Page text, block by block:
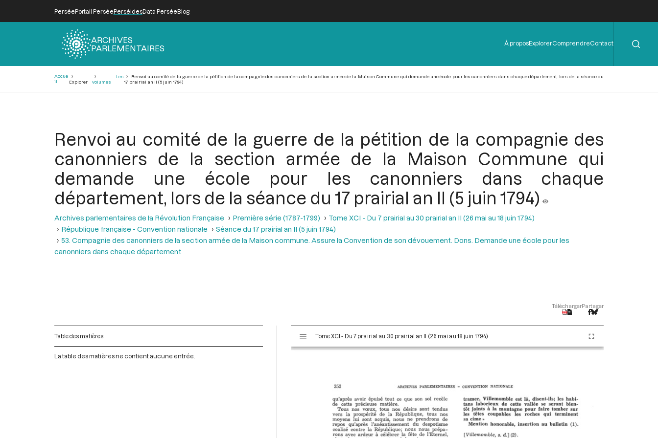
PerséePortail PerséePerséidesData PerséeBlog
ARCHIVES
PARLEMENTAIRES
Menu
de
À proposExplorerComprendreContact
Accue
il
Explorer
Les
volumes
Renvoi au comité de la guerre de la pétition de la compagnie des canonniers de la section armée de la Maison Commune qui demande une école pour les canonniers dans chaque département, lors de la séance du
17 prairial an II (5 juin 1794)
Renvoi au comité de la guerre de la pétition de la compagnie des
canonniers de la section armée de la Maison Commune qui
demande une école pour les canonniers dans chaque
département, lors de la séance du 17 prairial an II (5 juin 1794)
Archives parlementaires de la Révolution Française Première série (1787-1799)
Tome XCI - Du 7 prairial au 30 prairial an II (26 mai au 18 juin 1794)
République française - Convention nationale
Séance du 17 prairial an II (5 juin 1794)
53. Compagnie des canonniers de la section armée de la Maison commune. Assure la Convention de son dévouement. Dons. Demande une école pour les
canonniers dans chaque département
TéléchargerPartager
Table des matières
La table des matières ne contient aucune entrée.
s
Tome XCI - Du 7 prairial au 30 prairial an II (26 mai au 18 juin 1794)